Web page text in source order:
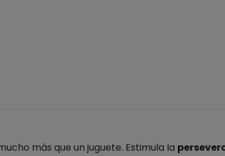
más que un juguete. Estimula la